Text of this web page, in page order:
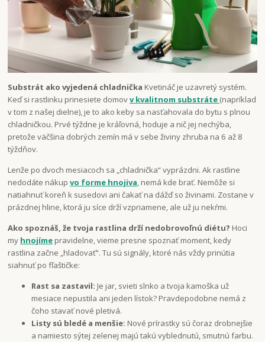
Substrát ako vyjedená chladnička Kvetináč je uzavretý systém.
Keď si rastlinku prinesiete domovv kvalitnom substráte (napríklad
v tom z našej dielne), je to ako keby sa nasťahovala do bytu s plnou
chladničkou. Prvé týždne je kráľovná, hoduje a nič jej nechýba,
pretože väčšina dobrých zemín má v sebe živiny zhruba na 6 až 8
týždňov.
Lenže po dvoch mesiacoch sa „chladnička“ vyprázdni. Ak rastline
nedodáte nákupvo forme hnojiva, nemá kde brať. Nemôže si
natiahnuť koreň k susedovi ani čakať na dážď so živinami. Zostane v
prázdnej hline, ktorá ju síce drží vzpriamene, ale už ju nekŕmi.
Ako spoznáš, že tvoja rastlina drží nedobrovoľnú diétu? Hoci
my hnojíme pravidelne, vieme presne spoznať moment, kedy
rastlina začne „hladovať“. Tu sú signály, ktoré nás vždy prinútia
siahnuť po fľaštičke:
Rast sa zastavil: Je jar, svieti slnko a tvoja kamoška už
mesiace nepustila ani jeden lístok? Pravdepodobne nemá z
čoho stavať nové pletivá.
Listy sú bledé a menšie: Nové prírastky sú čoraz drobnejšie
a namiesto sýtej zelenej majú takú vyblednutú, smutnú farbu.